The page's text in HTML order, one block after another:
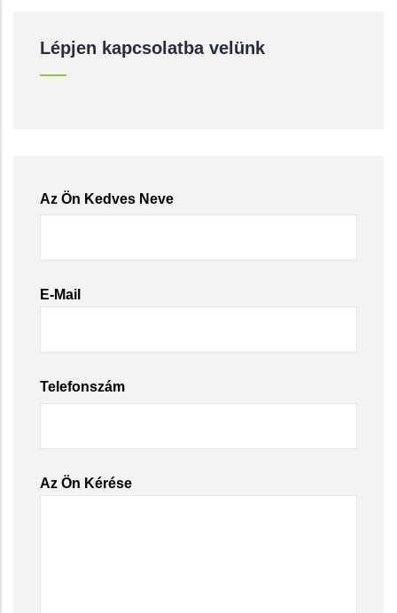
Lépjen kapcsolatba velünk
Az Ön Kedves Neve
E-Mail
Telefonszám
Az Ön Kérése